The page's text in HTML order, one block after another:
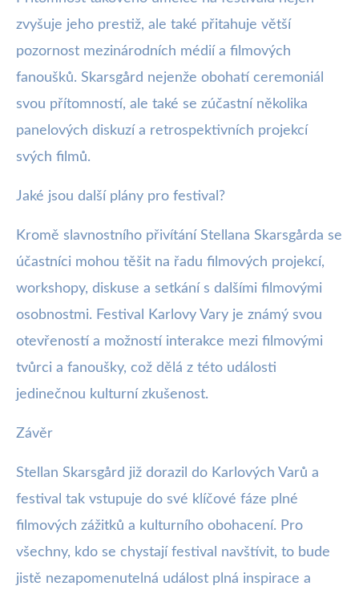
zvyšuje jeho prestiž, ale také přitahuje větší
pozornost mezinárodních médií a filmových
fanoušků. Skarsgård nejenže obohatí ceremoniál
svou přítomností, ale také se zúčastní několika
panelových diskuzí a retrospektivních projekcí
svých filmů.
Jaké jsou další plány pro festival?
Kromě slavnostního přivítání Stellana Skarsgårda se
účastníci mohou těšit na řadu filmových projekcí,
workshopy, diskuse a setkání s dalšími filmovými
osobnostmi. Festival Karlovy Vary je známý svou
otevřeností a možností interakce mezi filmovými
tvůrci a fanoušky, což dělá z této události
jedinečnou kulturní zkušenost.
Závěr
Stellan Skarsgård již dorazil do Karlových Varů a
festival tak vstupuje do své klíčové fáze plné
filmových zážitků a kulturního obohacení. Pro
všechny, kdo se chystají festival navštívit, to bude
jistě nezapomenutelná událost plná inspirace a